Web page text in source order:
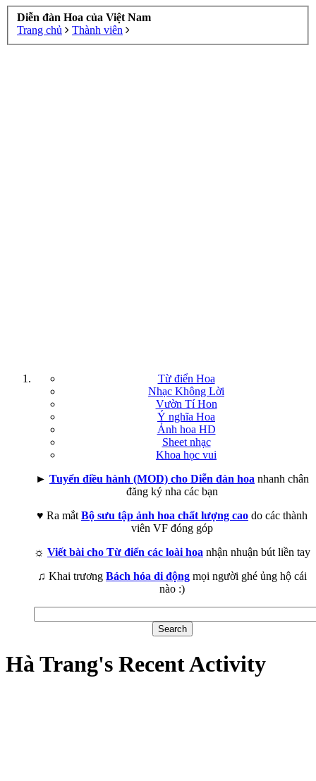
Diễn đàn Hoa của Việt Nam
Trang chủ
Thành viên
Từ điển Hoa
Nhạc Không Lời
Vườn Tí Hon
Ý nghĩa Hoa
Ảnh hoa HD
Sheet nhạc
Khoa học vui
► Tuyển điều hành (MOD) cho Diễn đàn hoa nhanh chân
đăng ký nha các bạn
♥ Ra mắt Bộ sưu tập ảnh hoa chất lượng cao do các thành
viên VF đóng góp
☼ Viết bài cho Từ điển các loài hoa nhận nhuận bút liền tay
♫ Khai trương Bách hóa di động mọi người ghé ủng hộ cái
nào :)
Hà Trang's Recent Activity